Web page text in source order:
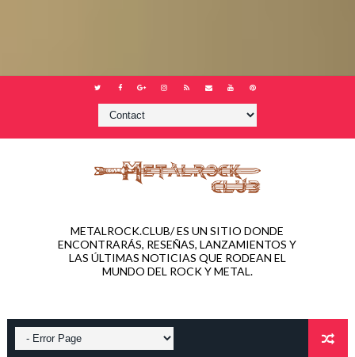
METALROCK.CLUB/ ES UN SITIO DONDE
ENCONTRARÁS, RESEÑAS, LANZAMIENTOS Y
LAS ÚLTIMAS NOTICIAS QUE RODEAN EL
MUNDO DEL ROCK Y METAL.